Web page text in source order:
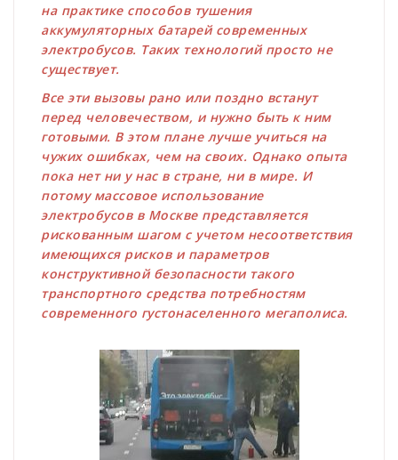
на практике способов тушения
аккумуляторных батарей современных
электробусов. Таких технологий просто не
существует.
Все эти вызовы рано или поздно встанут
перед человечеством, и нужно быть к ним
готовыми. В этом плане лучше учиться на
чужих ошибках, чем на своих. Однако опыта
пока нет ни у нас в стране, ни в мире. И
потому массовое использование
электробусов в Москве представляется
рискованным шагом с учетом несоответствия
имеющихся рисков и параметров
конструктивной безопасности такого
транспортного средства потребностям
современного густонаселенного мегаполиса.